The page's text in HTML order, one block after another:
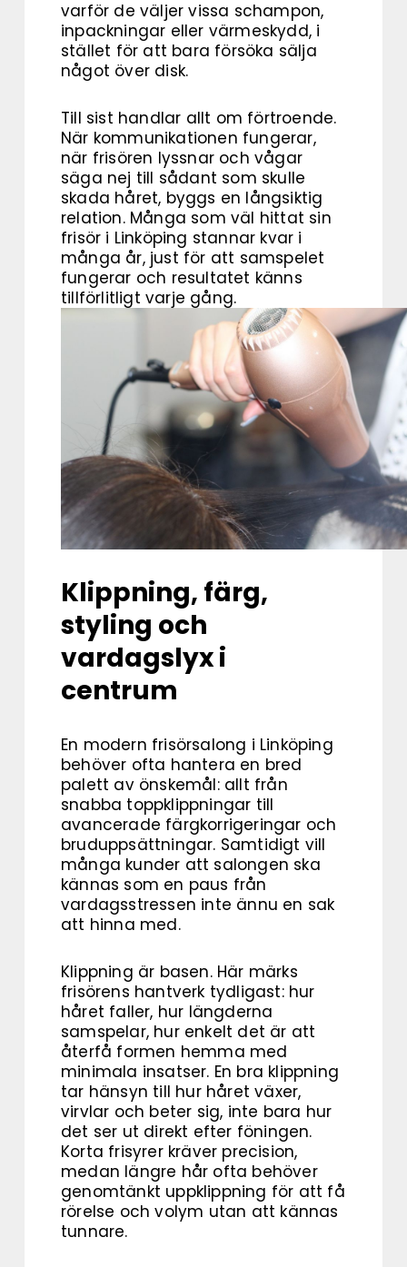
varför de väljer vissa schampon,
inpackningar eller värmeskydd, i
stället för att bara försöka sälja
något över disk.
Till sist handlar allt om förtroende.
När kommunikationen fungerar,
när frisören lyssnar och vågar
säga nej till sådant som skulle
skada håret, byggs en långsiktig
relation. Många som väl hittat sin
frisör i Linköping stannar kvar i
många år, just för att samspelet
fungerar och resultatet känns
tillförlitligt varje gång.
Klippning, färg,
styling och
vardagslyx i
centrum
En modern frisörsalong i Linköping
behöver ofta hantera en bred
palett av önskemål: allt från
snabba toppklippningar till
avancerade färgkorrigeringar och
bruduppsättningar. Samtidigt vill
många kunder att salongen ska
kännas som en paus från
vardagsstressen inte ännu en sak
att hinna med.
Klippning är basen. Här märks
frisörens hantverk tydligast: hur
håret faller, hur längderna
samspelar, hur enkelt det är att
återfå formen hemma med
minimala insatser. En bra klippning
tar hänsyn till hur håret växer,
virvlar och beter sig, inte bara hur
det ser ut direkt efter föningen.
Korta frisyrer kräver precision,
medan längre hår ofta behöver
genomtänkt uppklippning för att få
rörelse och volym utan att kännas
tunnare.